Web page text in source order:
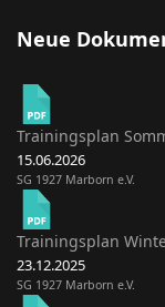
Neue
Trainingsplan
15.06.2026
SG 1927 Marborn e.V.
Trainingsplan
23.12.2025
SG 1927 Marborn e.V.